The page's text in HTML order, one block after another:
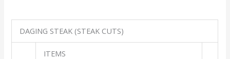
DAGING STEAK (STEAK CUTS)
ITEMS